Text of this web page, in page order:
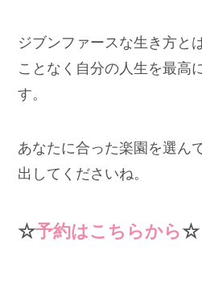
ジブンファースな生き方と
ことなく自分の人生を最高
す。
あなたに合った楽園を選ん
出してくださいね。
☆予約はこちらから☆